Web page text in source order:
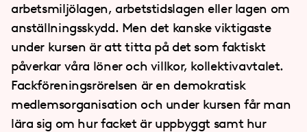
arbetsmiljölagen, arbetstidslagen eller lagen om
anställningsskydd. Men det kanske viktigaste
under kursen är att titta på det som faktiskt
påverkar våra löner och villkor, kollektivavtalet.
Fackföreningsrörelsen är en demokratisk
medlemsorganisation och under kursen får man
lära sig om hur facket är uppbyggt samt hur